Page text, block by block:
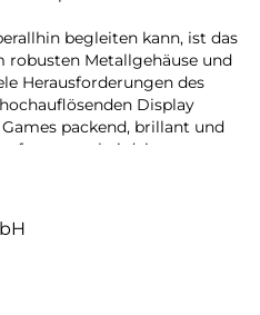
begleiten kann, ist das
robusten Metallgehäuse und
Herausforderungen des
Display
packend, brillant und
bei deinen
dein Galaxy Tab S10 Lite
Tab S10 Lite nach vorne
Gemini1 und Circle to
schnell finden und effizient